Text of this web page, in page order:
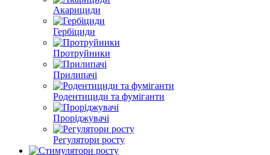
Акарициди
Гербіциди
Протруйники
Прилипачі
Родентициди та фуміганти
Проріджувачі
Регулятори росту